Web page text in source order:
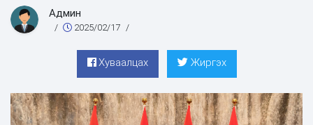
Админ
/ 2025/02/17 /
Хуваалцах Жиргэх